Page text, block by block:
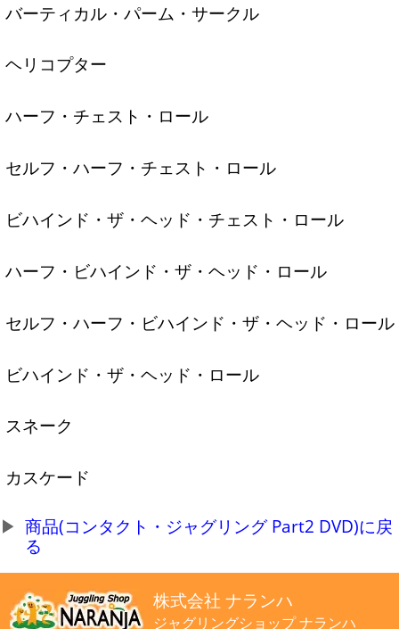
バーティカル・パーム・サークル
ヘリコプター
ハーフ・チェスト・ロール
セルフ・ハーフ・チェスト・ロール
ビハインド・ザ・ヘッド・チェスト・ロール
ハーフ・ビハインド・ザ・ヘッド・ロール
セルフ・ハーフ・ビハインド・ザ・ヘッド・ロール
ビハインド・ザ・ヘッド・ロール
スネーク
カスケード
商品(コンタクト・ジャグリング Part2 DVD)に戻
る
株式会社 ナランハ
ジャグリングショップ ナランハ